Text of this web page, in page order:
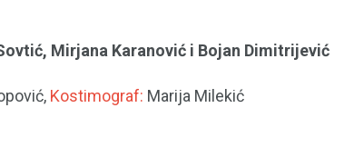
Mirjana Karanović i Bojan Dimitrijević
Kostimograf: Marija Milekić